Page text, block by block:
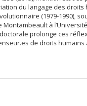
du langage des
(1979-1990),
à
prolonge ces
de droits humains